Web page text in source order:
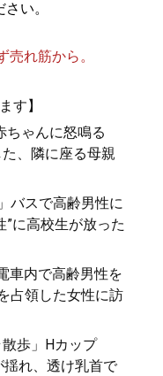
い。
れ筋から。
す】
ゃんに怒鳴る
、隣に座る母親
バスで高齢男性に
”に高校生が放った
車内で高齢男性を
占領した女性に訪
歩」Hカップ
揺れ、透け乳首で